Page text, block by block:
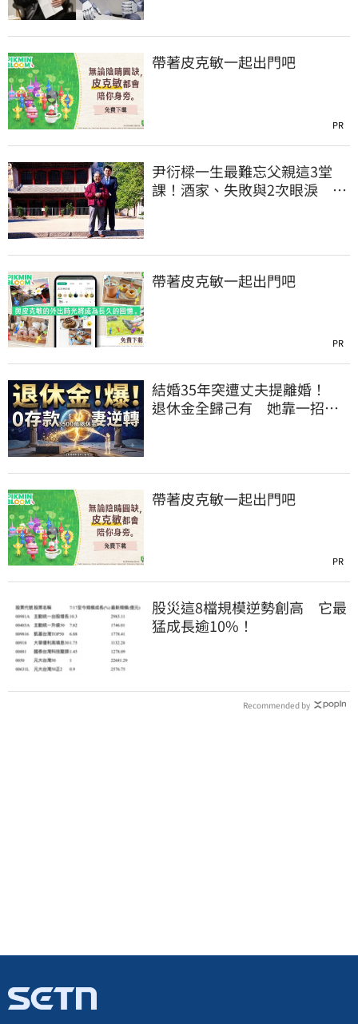
帶著皮克敏一起出門吧
PR
尹衍樑一生最難忘父親這3堂
課！酒家、失敗與2次眼淚 逼
帶著皮克敏一起出門吧
PR
結婚35年突遭丈夫提離婚！
退休金全歸己有 她靠一招奪
帶著皮克敏一起出門吧
PR
股災這8檔規模逆勢創高 它最
猛成長逾10%！
Recommended by